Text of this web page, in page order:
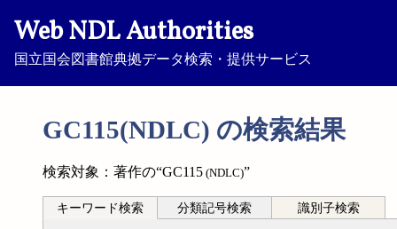
Web NDL Authorities
国立国会図書館典拠データ検索・提供サービス
GC115(NDLC) の検索結果
検索対象：著作の“GC115 (NDLC)”
キーワード検索 分類記号検索 識別子検索